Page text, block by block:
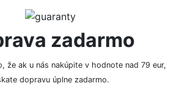
zadarmo
že ak u nás nakúpite v hodnote nad 79 eur,
dopravu úplne zadarmo.